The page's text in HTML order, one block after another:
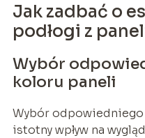
Jak zadbać o
podłogi z
Wybór
koloru paneli
Wybór
istotny wpływ na